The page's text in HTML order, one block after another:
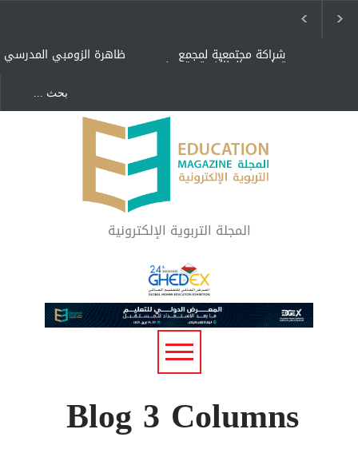
ظاهرة الزومبي المدرسي شراكة مجتمعية لمجمع
تعليمي بالطائف تستهدف
"كنت أنضرب ومافيني إلا
العافية" هل هذا مبرر
لاستمرار أسلوب التربية
المتوارث؟
لماذا تعد برامج توعية الأطفال
بخصوصية الجسد وقاية لا
فضول؟
المجلة التربوية الإلكترونية
Blog 3 Columns